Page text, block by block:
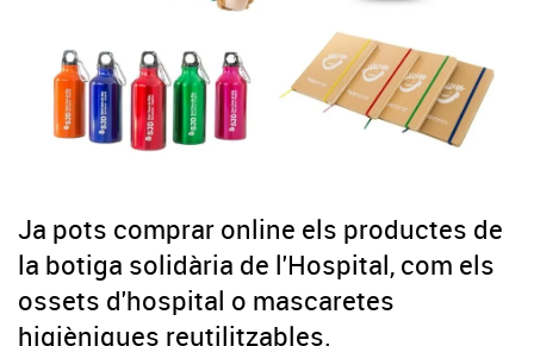
Ja pots comprar online els productes de
la botiga solidària de l'Hospital, com els
ossets d'hospital o mascaretes
higièniques reutilitzables.